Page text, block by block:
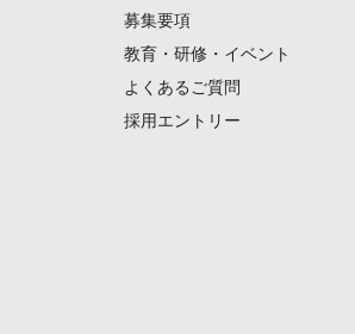
募集要項
教育・研修・イベント
よくあるご質問
採用エントリー